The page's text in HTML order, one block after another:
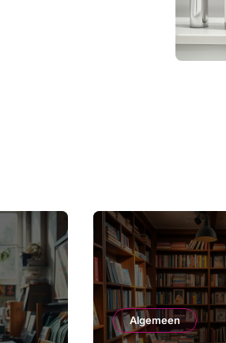
Algemeen